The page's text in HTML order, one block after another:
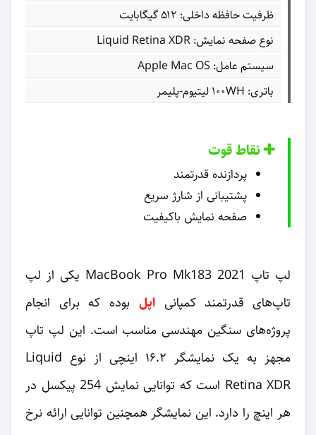
ظرفیت حافظه داخلی: ۵۱۲ گیگابایت
نوع صفحه نمایش: Liquid Retina XDR
سیستم عامل: Apple Mac OS
باتری: ۱۰۰WH لیتیوم-پلیمر
نقاط قوت
پردازنده قدرتمند
پشتیبانی از شارژ سریع
صفحه نمایش باکیفیت
لپ تاپ MacBook Pro Mk183 2021 یکی از لپ
تاپ‌های قدرتمند کمپانیاپل بوده که برای انجام
پروژه‌های سنگین مهندسی مناسب است. این لپ تاپ
مجهز به یک نمایشگر ۱۶.۲ اینچی از نوع Liquid
Retina XDR است که توانایی نمایش 254 پیکسل در
هر اینچ را دارد. این نمایشگر همچنین توانایی ارائه نرخ